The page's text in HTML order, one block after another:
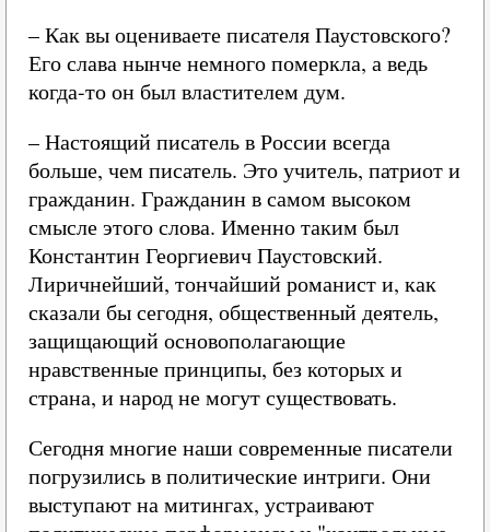
– Как вы оцениваете писателя Паустовского?
Его слава нынче немного померкла, а ведь
когда-то он был властителем дум.
– Настоящий писатель в России всегда
больше, чем писатель. Это учитель, патриот и
гражданин. Гражданин в самом высоком
смысле этого слова. Именно таким был
Константин Георгиевич Паустовский.
Лиричнейший, тончайший романист и, как
сказали бы сегодня, общественный деятель,
защищающий основополагающие
нравственные принципы, без которых и
страна, и народ не могут существовать.
Сегодня многие наши современные писатели
погрузились в политические интриги. Они
выступают на митингах, устраивают